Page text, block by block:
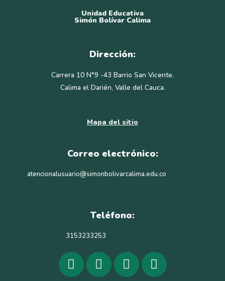
Unidad Educativa
Simón Bolívar Calima
Dirección:
Carrera 10 N°9 -43 Barrio San Vicente.
Calima el Darién, Valle del Cauca.
Mapa del sitio
Correo electrónico:
atencionalusuario@simonbolivarcalima.edu.co
Teléfono:
3153233253